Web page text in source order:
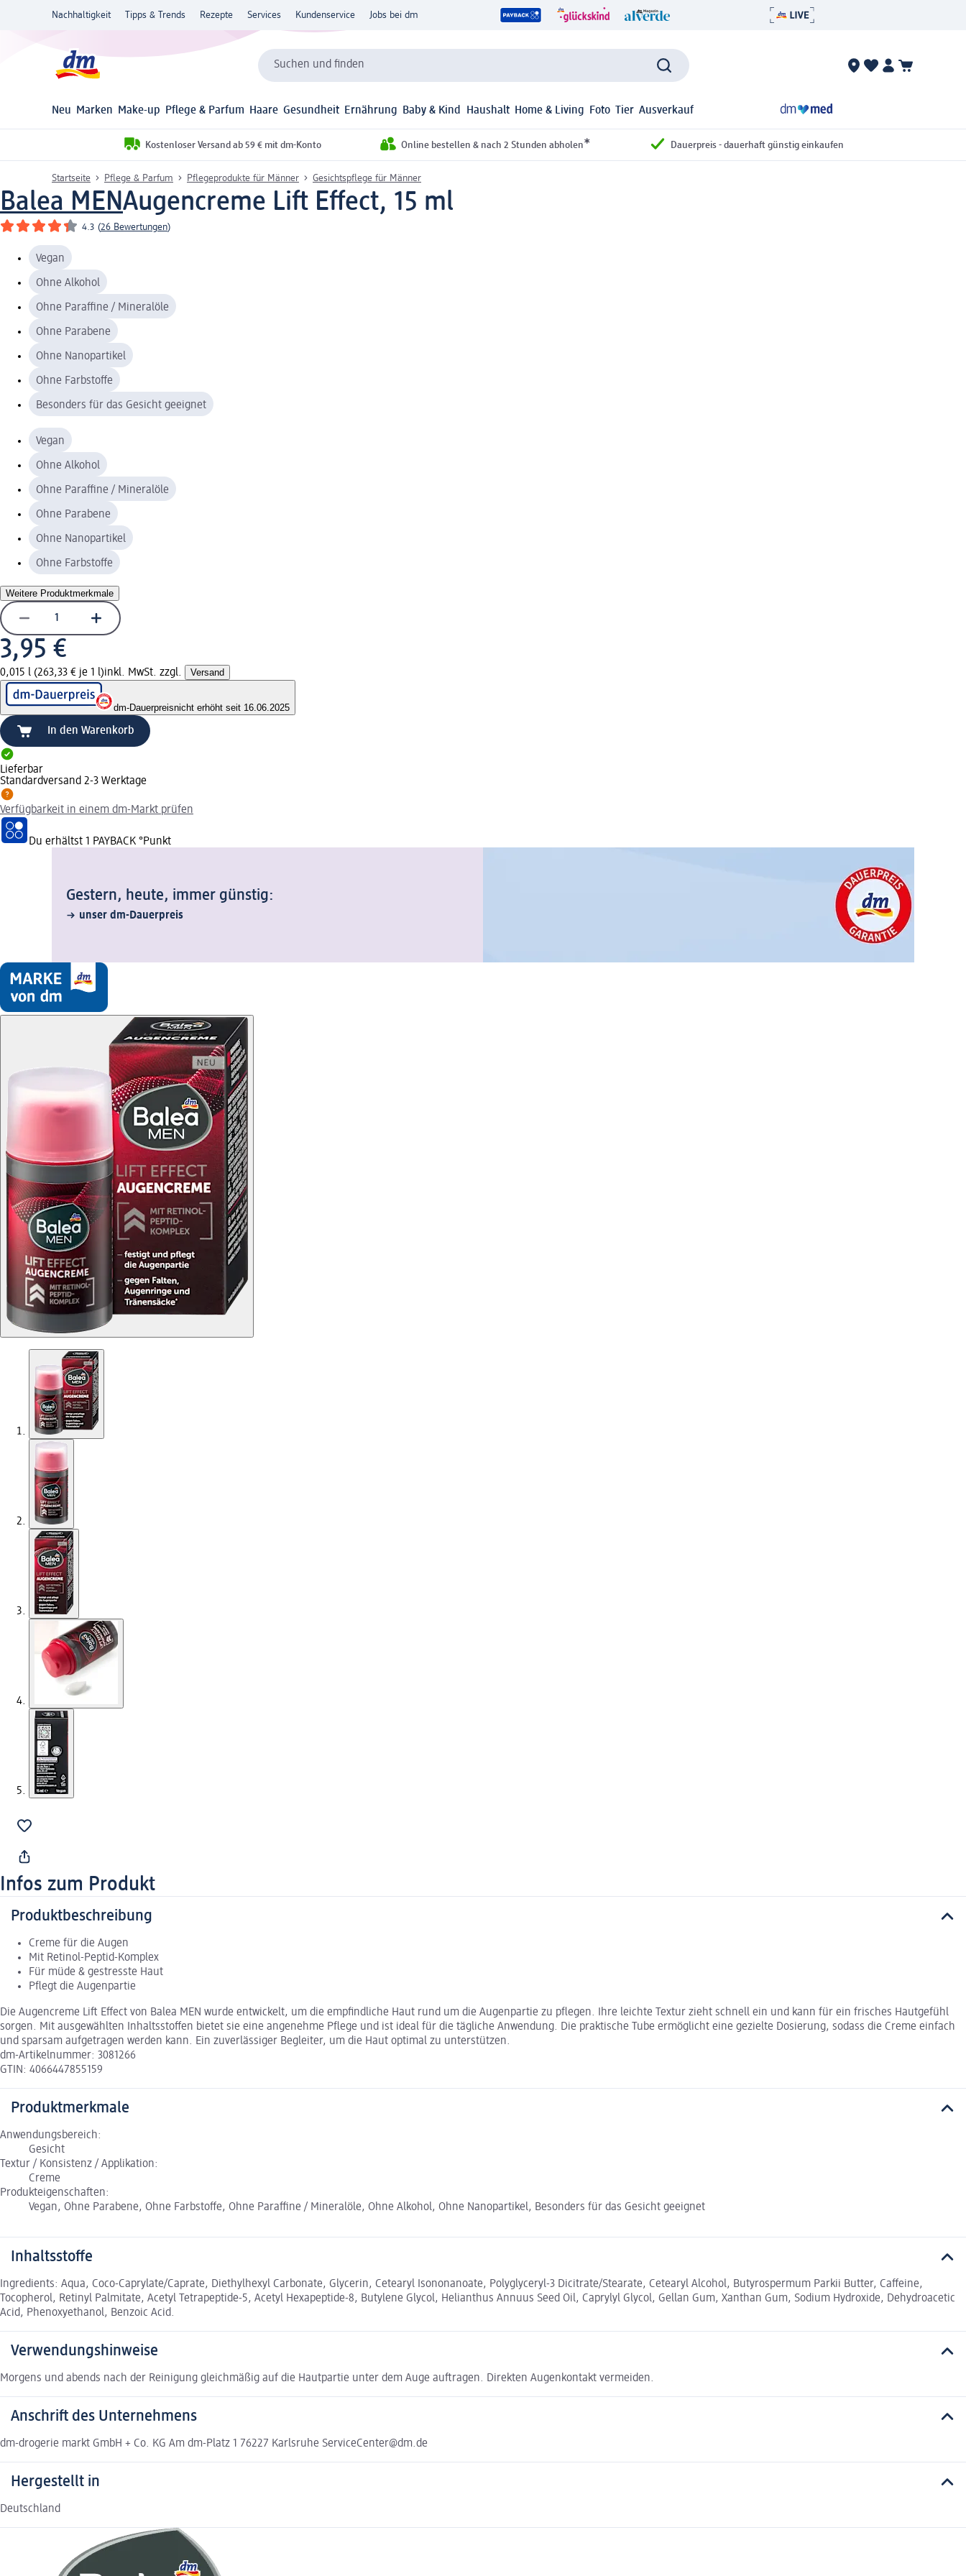
Nachhaltigkeit Tipps & Trends Rezepte Services Kundenservice Jobs bei dm
Suchen und finden
Neu Marken Make-up Pflege & Parfum Haare Gesundheit Ernährung Baby & Kind Haushalt Home & Living Foto Tier Ausverkauf
Kostenloser Versand ab 59 € mit dm-Konto Online bestellen & nach 2 Stunden abholen* Dauerpreis - dauerhaft günstig einkaufen
Startseite Pflege & Parfum Pflegeprodukte für Männer Gesichtspflege für Männer
Balea MENAugencreme Lift Effect, 15 ml
4.3 (26 Bewertungen)
Vegan
Ohne Alkohol
Ohne Paraffine / Mineralöle
Ohne Parabene
Ohne Nanopartikel
Ohne Farbstoffe
Besonders für das Gesicht geeignet
Vegan
Ohne Alkohol
Ohne Paraffine / Mineralöle
Ohne Parabene
Ohne Nanopartikel
Ohne Farbstoffe
Weitere Produktmerkmale
3,95 €
0,015 l (263,33 € je 1 l)inkl. MwSt. zzgl. Versand
dm-Dauerpreisnicht erhöht seit 16.06.2025
In den Warenkorb
Lieferbar
Standardversand 2-3 Werktage
Verfügbarkeit in einem dm-Markt prüfen
Du erhältst 1 PAYBACK °Punkt
Gestern, heute, immer günstig:
unser dm-Dauerpreis
Infos zum Produkt
Produktbeschreibung
Creme für die Augen
Mit Retinol-Peptid-Komplex
Für müde & gestresste Haut
Pflegt die Augenpartie
Die Augencreme Lift Effect von Balea MEN wurde entwickelt, um die empfindliche Haut rund um die Augenpartie zu pflegen. Ihre leichte Textur zieht schnell ein und kann für ein frisches Hautgefühl
sorgen. Mit ausgewählten Inhaltsstoffen bietet sie eine angenehme Pflege und ist ideal für die tägliche Anwendung. Die praktische Tube ermöglicht eine gezielte Dosierung, sodass die Creme einfach
und sparsam aufgetragen werden kann. Ein zuverlässiger Begleiter, um die Haut optimal zu unterstützen.
dm-Artikelnummer: 3081266
GTIN: 4066447855159
Produktmerkmale
Anwendungsbereich:
Gesicht
Textur / Konsistenz / Applikation:
Creme
Produkteigenschaften:
Vegan, Ohne Parabene, Ohne Farbstoffe, Ohne Paraffine / Mineralöle, Ohne Alkohol, Ohne Nanopartikel, Besonders für das Gesicht geeignet
Inhaltsstoffe
Ingredients: Aqua, Coco-Caprylate/Caprate, Diethylhexyl Carbonate, Glycerin, Cetearyl Isononanoate, Polyglyceryl-3 Dicitrate/Stearate, Cetearyl Alcohol, Butyrospermum Parkii Butter, Caffeine,
Tocopherol, Retinyl Palmitate, Acetyl Tetrapeptide-5, Acetyl Hexapeptide-8, Butylene Glycol, Helianthus Annuus Seed Oil, Caprylyl Glycol, Gellan Gum, Xanthan Gum, Sodium Hydroxide, Dehydroacetic
Acid, Phenoxyethanol, Benzoic Acid.
Verwendungshinweise
Morgens und abends nach der Reinigung gleichmäßig auf die Hautpartie unter dem Auge auftragen. Direkten Augenkontakt vermeiden.
Anschrift des Unternehmens
dm-drogerie markt GmbH + Co. KG Am dm-Platz 1 76227 Karlsruhe ServiceCenter@dm.de
Hergestellt in
Deutschland